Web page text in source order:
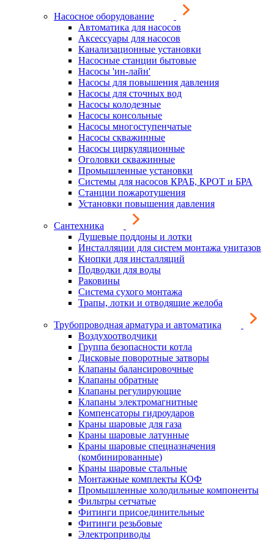
Насосное оборудование
Автоматика для насосов
Аксессуары для насосов
Канализационные установки
Насосные станции бытовые
Насосы 'ин-лайн'
Насосы для повышения давления
Насосы для сточных вод
Насосы колодезные
Насосы консольные
Насосы многоступенчатые
Насосы скважинные
Насосы циркуляционные
Оголовки скважинные
Промышленные установки
Системы для насосов КРАБ, КРОТ и БРА
Станции пожаротушения
Установки повышения давления
Сантехника
Душевые поддоны и лотки
Инсталляции для систем монтажа унитазов
Кнопки для инсталляций
Подводки для воды
Раковины
Система сухого монтажа
Трапы, лотки и отводящие желоба
Трубопроводная арматура и автоматика
Воздухоотводчики
Группа безопасности котла
Дисковые поворотные затворы
Клапаны балансировочные
Клапаны обратные
Клапаны регулирующие
Клапаны электромагнитные
Компенсаторы гидроударов
Краны шаровые для газа
Краны шаровые латунные
Краны шаровые спецназначения
(комбинированные)
Краны шаровые стальные
Монтажные комплекты КОФ
Промышленные холодильные компоненты
Фильтры сетчатые
Фитинги присоединительные
Фитинги резьбовые
Электроприводы